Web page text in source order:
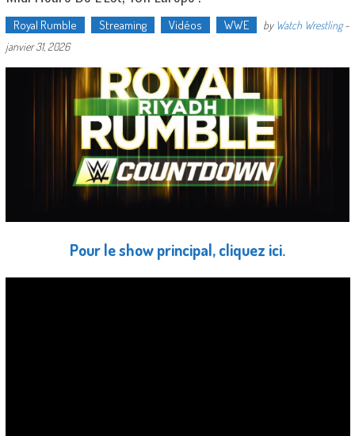
Royal Rumble Streaming Vidéos WWE by Watch Wrestling-
janvier 31, 2026
Pour le show principal, cliquez ici.